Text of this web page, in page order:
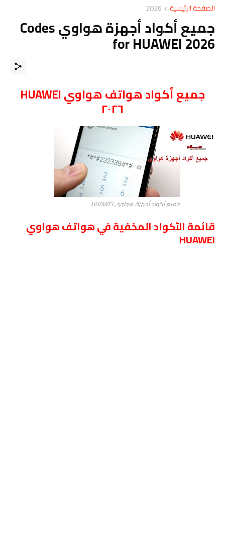
الصفحة الرئيسية 2026
جميع أكواد أجهزة هواوي Codes
for HUAWEI 2026
جميع أكواد هواتف هواوي HUAWEI
٢٠٢٦
جميع أكواد أجهزة هواوي HUAWEI
قائمة الأكواد المخفية في هواتف هواوي
HUAWEI